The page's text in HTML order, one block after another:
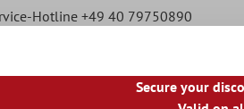
Hotline +49 40 79750890
Secure your